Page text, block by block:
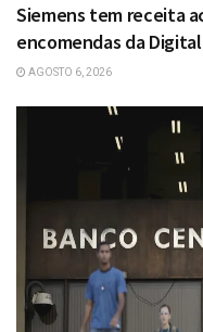
Siemens tem receita
encomendas da
AGOSTO 6, 2026